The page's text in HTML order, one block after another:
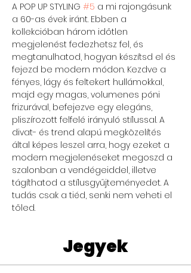
A POP UP STYLING #5 a mi rajongásunk
a 60-as évek iránt. Ebben a
kollekcióban három időtlen
megjelenést fedezhetsz fel, és
megtanulhatod, hogyan készítsd el és
fejezd be modern módon. Kezdve a
fényes, lágy és feltekert hullámokkal,
majd egy magas, volumenes póni
frizurával, befejezve egy elegáns,
pliszírozott felfelé irányuló stílussal. A
divat- és trend alapú megközelítés
által képes leszel arra, hogy ezeket a
modern megjelenéseket megoszd a
szalonban a vendégeiddel, illetve
tágíthatod a stílusgyűjteményedet. A
tudás csak a tiéd, senki nem veheti el
tőled.
Jegyek